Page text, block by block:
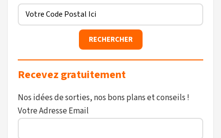
Recevez gratuitement
Nos idées de sorties, nos bons plans et conseils !
Votre Adresse Email